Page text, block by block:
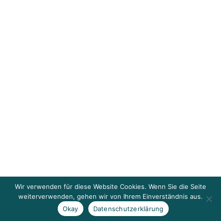
Wir verwenden für diese Website Cookies. Wenn Sie die Seite
weiterverwenden, gehen wir von Ihrem Einverständnis aus.
Okay
Datenschutzerklärung